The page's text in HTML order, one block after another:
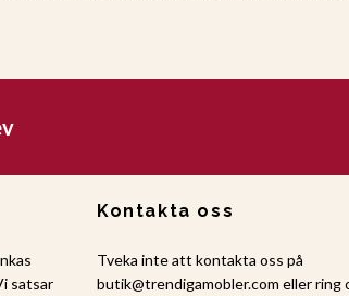
satsar
Kontakta oss
Tveka inte att kontakta oss på
butik@trendigamobler.com eller ring